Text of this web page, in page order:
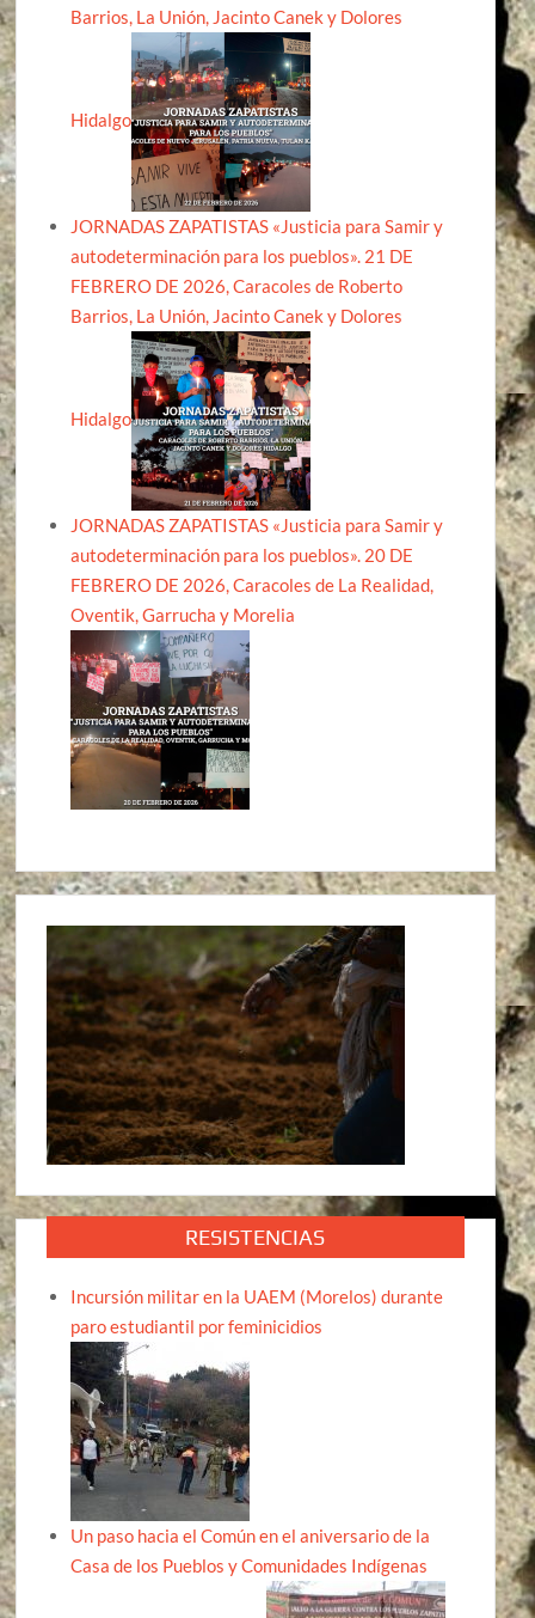
Barrios, La Unión, Jacinto Canek y Dolores
Hidalgo
JORNADAS ZAPATISTAS «Justicia para Samir y
autodeterminación para los pueblos». 21 DE
FEBRERO DE 2026, Caracoles de Roberto
Barrios, La Unión, Jacinto Canek y Dolores
Hidalgo
JORNADAS ZAPATISTAS «Justicia para Samir y
autodeterminación para los pueblos». 20 DE
FEBRERO DE 2026, Caracoles de La Realidad,
Oventik, Garrucha y Morelia
RESISTENCIAS
Incursión militar en la UAEM (Morelos) durante
paro estudiantil por feminicidios
Un paso hacia el Común en el aniversario de la
Casa de los Pueblos y Comunidades Indígenas